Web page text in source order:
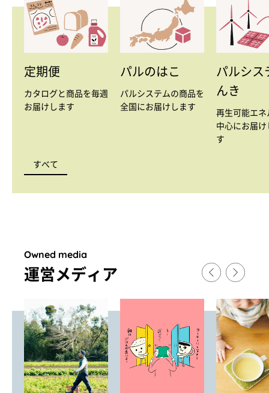
定期便
カタログと商品を毎週
お届けします
パルのはこ
パルシステムの商品を
全国にお届けします
パルシス
んき
再生可能エネ
中心にお届け
す
すべて
Owned media
運営メディア